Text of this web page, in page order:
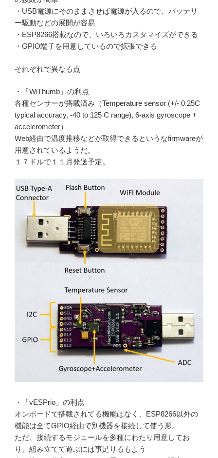
・USB電源にそのままさせば電源が入るので、バッテリ
ー駆動などの展開が容易
・ESP8266搭載なので、いろいろカスタマイズができる
・GPIO端子を用意しているので拡張できる
それぞれで異なる点
・「WiThumb」の利点
各種センサーが搭載済み（Temperature sensor (+/- 0.25C
typical accuracy, -40 to 125 C range), 6-axis gyroscope +
accelerometer）
Web経由で温度推移などが取得できるというなfirmwareが
用意されているようだ。
１７ドルで１１月発送予定。
・「vESPrio」の利点
オンボードで搭載されてる機能はなく、ESP8266以外の
機能は全てGPIO経由で別機器を接続して使う形。
ただ、接続するモジュールを多種にわたり用意してお
り、組み立てて遊ぶには事足りるもよう